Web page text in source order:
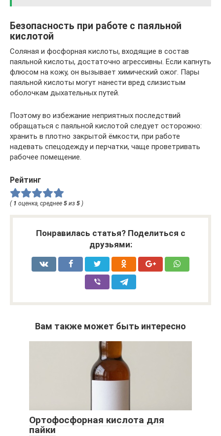
Безопасность при работе с паяльной
кислотой
Соляная и фосфорная кислоты, входящие в состав
паяльной кислоты, достаточно агрессивны. Если капнуть
флюсом на кожу, он вызывает химический ожог. Пары
паяльной кислоты могут нанести вред слизистым
оболочкам дыхательных путей.
Поэтому во избежание неприятных последствий
обращаться с паяльной кислотой следует осторожно:
хранить в плотно закрытой ёмкости, при работе
надевать спецодежду и перчатки, чаще проветривать
рабочее помещение.
Рейтинг
( 1 оценка, среднее 5 из 5 )
Понравилась статья? Поделиться с
друзьями:
Вам также может быть интересно
Ортофосфорная кислота для
пайки